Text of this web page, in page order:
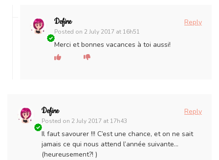
Define
Posted on 2 July 2017 at 16h51
Reply
Merci et bonnes vacances à toi aussi!
Define
Posted on 2 July 2017 at 17h43
Reply
Il faut savourer !!! C’est une chance, et on ne sait
jamais ce qui nous attend l’année suivante…
(heureusement?! )